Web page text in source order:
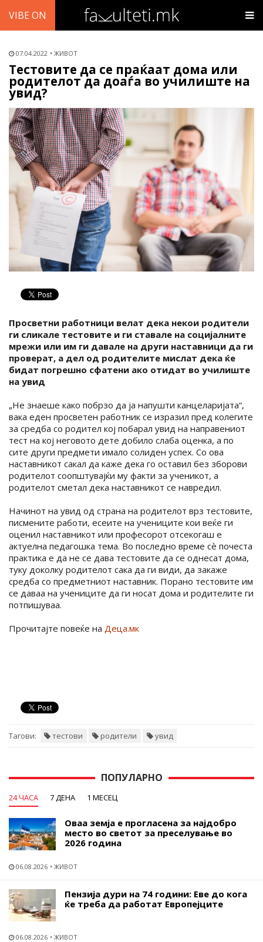
VIBE ON
07.04.2022 ЖИВОТ
Тестовите да се праќаат дома или
родителот да доаѓа во училиште на
увид?
Просветни работници велат дека некои родители
ги сликале тестовите и ги ставале на социјалните
мрежи или им ги давале на други наставници да ги
проверат, а дел од родителите мислат дека ќе
бидат погрешно сфатени ако отидат во училиште
на увид
„Не знаеше како побрзо да ја напушти канцеларијата“,
вака еден просветен работник се изразил пред колегите
за средба со родител кој побарал увид на направениот
тест на кој неговото дете добило слаба оценка, а по
сите други предмети имало солиден успех. Со ова
наставникот сакал да каже дека го оставил без зборови
родителот соопштувајќи му факти за ученикот, а
родителот сметал дека наставникот се навредил.
Начинот на увид од страна на родителот врз тестовите,
писмените работи, есеите на учениците кои веќе ги
оценил наставникот или професорот отсекогаш е
актуелна педагошка тема. Во последно време сѐ почеста
практика е да не се дава тестовите да се однесат дома,
туку доколку родителот сака да ги види, да закаже
средба со предметниот наставник. Порано тестовите им
се даваа на учениците да ги носат дома и родителите ги
потпишуваа.
Прочитајте повеќе на Деца.мк
Тагови: тестови родители увид
ПОПУЛАРНО
24 ЧАСА 7 ДЕНА 1 МЕСЕЦ
Оваа земја е прогласена за најдобро
место во светот за преселување во
2026 година
06.08.2026 ЖИВОТ
Пензија дури на 74 години: Еве до кога
ќе треба да работат Европејците
06.08.2026 ЖИВОТ